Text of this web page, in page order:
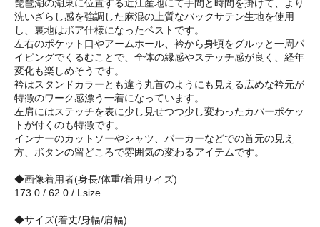
琵琶湖の湖東に位置する近江産地にて手間と時間を掛けて、より
洗いざらし感を強調した麻混の上質なバックサテン生地を使用
し、裏地はボア仕様になったベストです。
左右のポケット口やアームホール、衿から身頃をグルッと一周パ
イピングでくるむことで、全体の縁感やステッチ感が良く、経年
変化も楽しめそうです。
衿はスタンドカラーとも違う丸首のようにも見える広めな衿元が
特徴のワーク感漂う一着になっています。
左肩にはステッチを表に少し見せつつ少し変わったカバーポケッ
トが付くのも特徴です。
インナーのカットソーやシャツ、パーカーなどでの首元の見え
方、ボタンの留どころで雰囲気の変わるアイテムです。
◆画像着用者(身長/体重/着用サイズ)
173.0 / 62.0 / Lsize
◆サイズ(着丈/身幅/肩幅)